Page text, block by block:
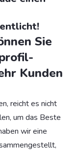
Sie
Kunden
reicht es nicht
um das Beste
wir eine